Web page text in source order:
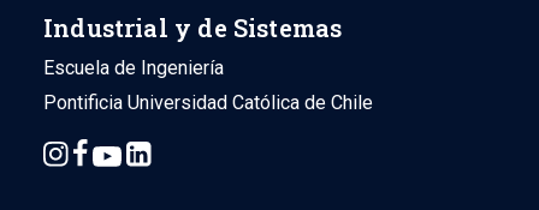
Industrial y de Sistemas
Escuela de Ingeniería
Pontificia Universidad Católica de Chile